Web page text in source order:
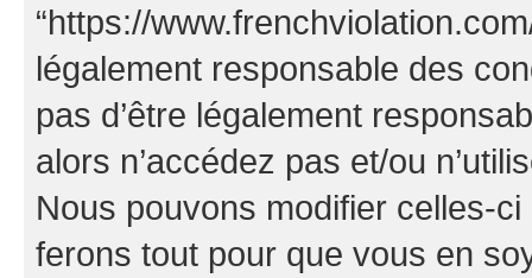
“https://
légalement responsable des
pas d’être légalement
alors n’accédez pas et/ou
Nous pouvons modifier celles-
ferons tout pour que vous en